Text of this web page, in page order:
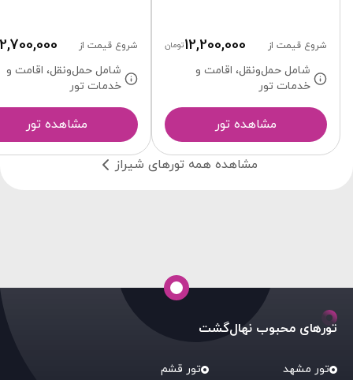
شروع قیمت از 12,200,000تومان
شامل حمل‌ونقل، اقامت و
خدمات تور
مشاهده تور
شروع قیمت از
شامل حمل‌ونقل، اقامت و
خدمات تور
مشاهده تور
مشاهده همه تورهای شیراز
تورهای محبوب نهال‌گشت
تور مشهد
تور قشم